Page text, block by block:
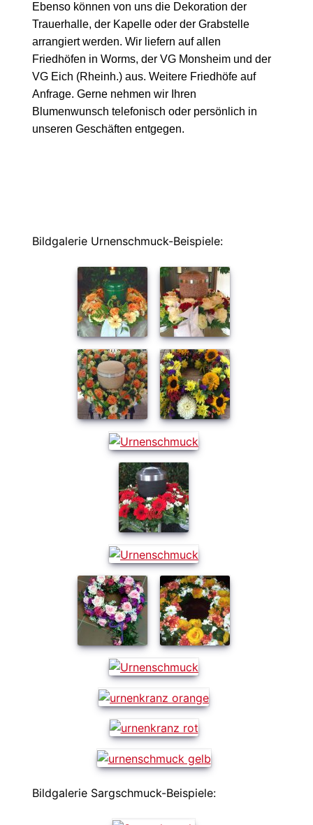
Ebenso können von uns die Dekoration der
Trauerhalle, der Kapelle oder der Grabstelle
arrangiert werden. Wir liefern auf allen
Friedhöfen in Worms, der VG Monsheim und der
VG Eich (Rheinh.) aus. Weitere Friedhöfe auf
Anfrage. Gerne nehmen wir Ihren
Blumenwunsch telefonisch oder persönlich in
unseren Geschäften entgegen.
Bildgalerie Urnenschmuck-Beispiele:
Bildgalerie Sargschmuck-Beispiele: